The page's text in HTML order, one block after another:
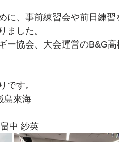
に、事前練習会や前日練
ました。
ー協会、大会運営のB&G
です。
島來海
中 紗英